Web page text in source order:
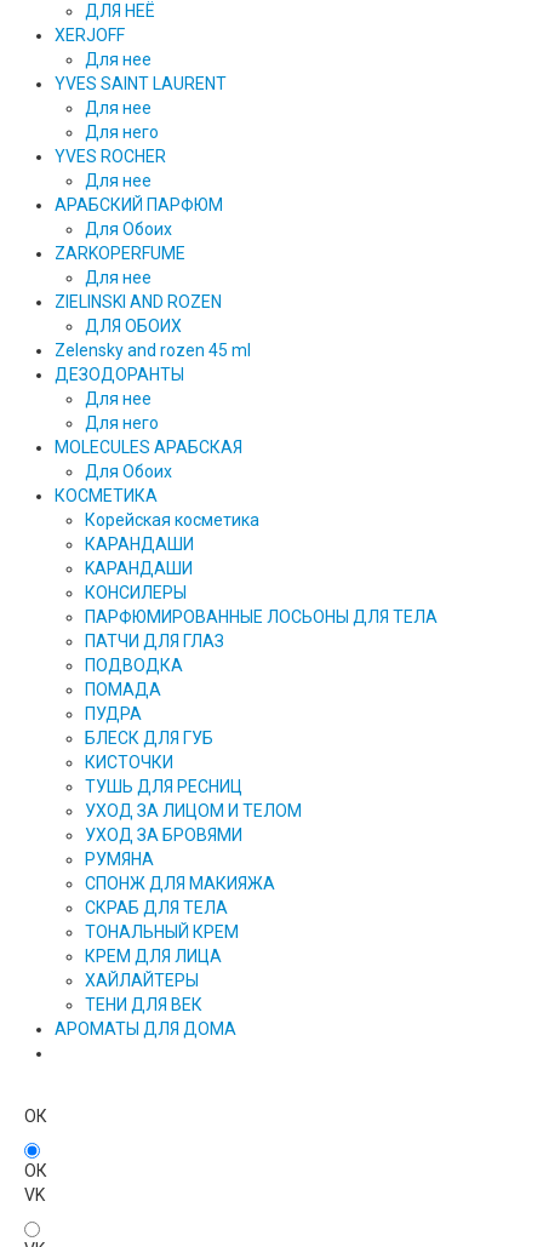
ДЛЯ НЕЁ
XERJOFF
Для нее
YVES SAINT LAURENT
Для нее
Для него
YVES ROCHER
Для нее
АРАБСКИЙ ПАРФЮМ
Для Обоих
ZARKOPERFUME
Для нее
ZIELINSKI AND ROZEN
ДЛЯ ОБОИХ
Zelensky and rozen 45 ml
ДЕЗОДОРАНТЫ
Для нее
Для него
MOLECULES АРАБСКАЯ
Для Обоих
КОСМЕТИКА
Корейская косметика
КАРАНДAШИ
KAPAHДАШИ
КОНСИЛЕРЫ
ПАРФЮМИРОВАННЫЕ ЛОСЬОНЫ ДЛЯ ТЕЛА
ПАТЧИ ДЛЯ ГЛАЗ
ПОДВОДКА
ПОМАДА
ПУДРА
БЛЕСК ДЛЯ ГУБ
КИСТОЧКИ
ТУШЬ ДЛЯ РЕСНИЦ
УХОД ЗА ЛИЦОМ И ТЕЛОМ
УХОД ЗА БРОВЯМИ
РУМЯНА
СПОНЖ ДЛЯ МАКИЯЖА
СКРАБ ДЛЯ ТЕЛА
ТОНАЛЬНЫЙ КРЕМ
КРЕМ ДЛЯ ЛИЦА
ХАЙЛАЙТЕРЫ
ТЕНИ ДЛЯ ВЕК
АРОМАТЫ ДЛЯ ДОМА
ОК
ОК
VK